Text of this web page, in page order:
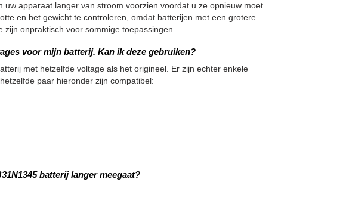
apparaat langer van stroom voorzien voordat u ze opnieuw moet
en het gewicht te controleren, omdat batterijen met een grotere
onpraktisch voor sommige toepassingen.
voor mijn batterij. Kan ik deze gebruiken?
met hetzelfde voltage als het origineel. Er zijn echter enkele
paar hieronder zijn compatibel:
batterij langer meegaat?